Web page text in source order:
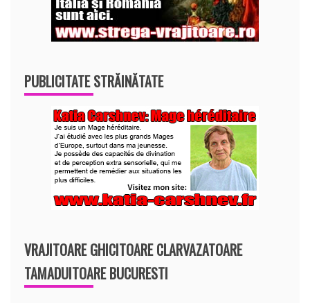
PUBLICITATE STRĂINĂTATE
VRAJITOARE GHICITOARE CLARVAZATOARE
TAMADUITOARE BUCURESTI